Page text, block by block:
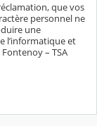
que vos
personnel ne
une
l’informatique et
– TSA